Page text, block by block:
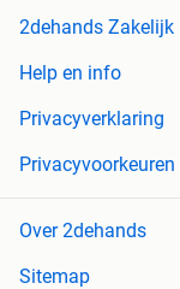
2dehands Zakelijk
Help en info
Privacyverklaring
Privacyvoorkeuren
Over 2dehands
Sitemap